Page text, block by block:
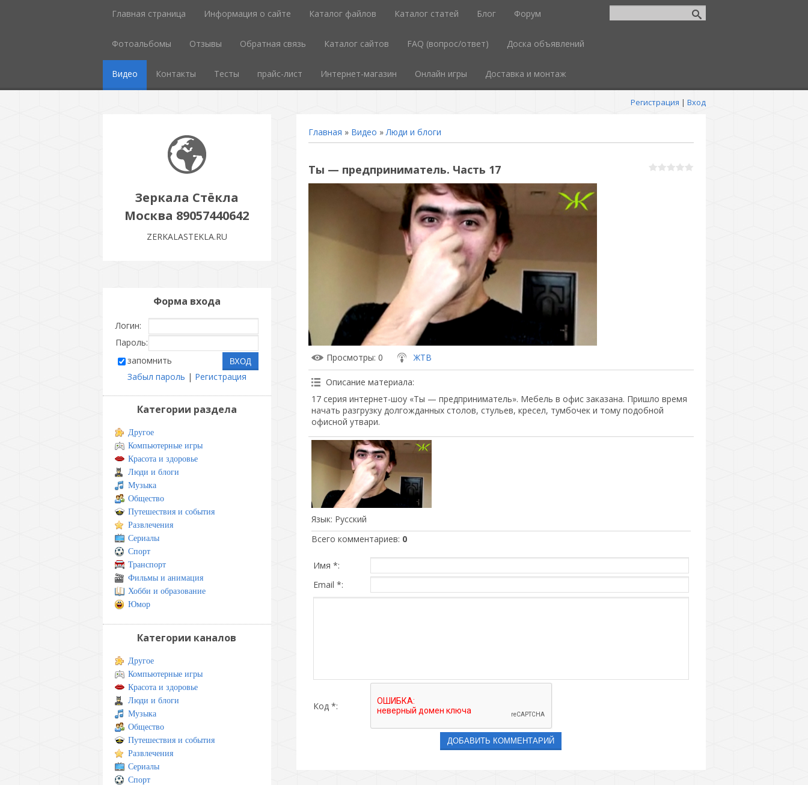
Главная страница Информация о сайте Каталог файлов Каталог статей Блог Форум
Фотоальбомы Отзывы Обратная связь Каталог сайтов FAQ (вопрос/ответ) Доска объявлений
Видео Контакты Тесты прайс-лист Интернет-магазин Онлайн игры Доставка и монтаж
Регистрация | Вход
Зеркала Стёкла
Москва 89057440642
ZERKALASTEKLA.RU
Главная » Видео »Люди и блоги
Ты — предприниматель. Часть 17
Просмотры: 0 ЖТВ
Описание материала:
17 серия интернет-шоу «Ты — предприниматель». Мебель в офис заказана. Пришло время
начать разгрузку долгожданных столов, стульев, кресел, тумбочек и тому подобной
офисной утвари.
Язык: Русский
Всего комментариев: 0
Имя *:
Email *:
Код *:
Форма входа
Логин:
Пароль:
запомнить
Забыл пароль | Регистрация
Категории раздела
Другое
Компьютерные игры
Красота и здоровье
Люди и блоги
Музыка
Общество
Путешествия и события
Развлечения
Сериалы
Спорт
Транспорт
Фильмы и анимация
Хобби и образование
Юмор
Категории каналов
Другое
Компьютерные игры
Красота и здоровье
Люди и блоги
Музыка
Общество
Путешествия и события
Развлечения
Сериалы
Спорт